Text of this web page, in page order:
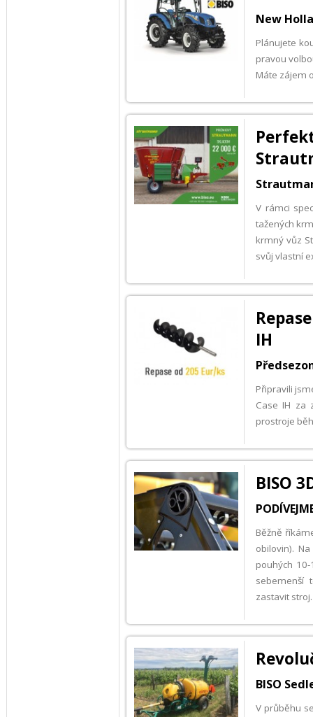
New
Plánujete
pravou
Máte zájem
V rámci
tažených
krmný vůz
svůj vlastní
IH
Připravili
Case IH za
prostroje
BISO
Běžně
obilovin).
pouhých
sebemenší
zastavit
BISO
V průběhu